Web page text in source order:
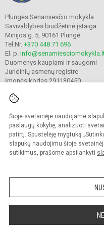
Šioje svetainėje naudojame
paslaugų kokybę, analizuoti
patirtį. Spustelėję mygtuką
slapukų naudojimu šioje
sutikimus, prašome apsilankyti
Plungės Senamiesčio mokykla
Savivaldybės biudžetinė įstaiga
Minijos g. 5, 90161 Plungė
Tel.Nr. +370 448 71 696
El. p.
Duomenys kaupiami ir saugomi
Juridinių asmenų registre
Įmonės kodas 291130450
© 2022. Plungės
Kopijuoti turinį be raštiško
Prieinamumo
Sumanus būdas atnaujinti